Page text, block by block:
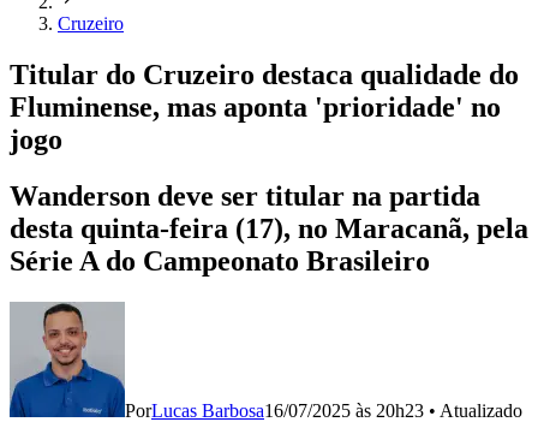
Cruzeiro
Titular do Cruzeiro destaca qualidade do
Fluminense, mas aponta 'prioridade' no
jogo
Wanderson deve ser titular na partida
desta quinta-feira (17), no Maracanã, pela
Série A do Campeonato Brasileiro
PorLucas Barbosa16/07/2025 às 20h23 • Atualizado